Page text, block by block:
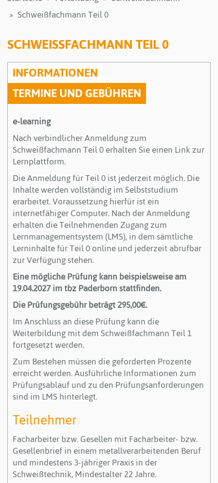
Schweißfachmann Teil 0
SCHWEISSFACHMANN TEIL 0
INFORMATIONEN
TERMINE UND GEBÜHREN
e-learning
Nach verbindlicher Anmeldung zum
Schweißfachmann Teil 0 erhalten Sie einen Link zur
Lernplattform.
Die Anmeldung für Teil 0 ist jederzeit möglich. Die
Inhalte werden vollständig im Selbststudium
erarbeitet. Voraussetzung hierfür ist ein
internetfähiger Computer. Nach der Anmeldung
erhalten die Teilnehmenden Zugang zum
Lernmanagementsystem (LMS), in dem sämtliche
Lerninhalte für Teil 0 online und jederzeit abrufbar
zur Verfügung stehen.
Eine mögliche Prüfung kann beispielsweise am
19.04.2027 im tbz Paderborn stattfinden.
Die Prüfungsgebühr beträgt 295,00€.
Im Anschluss an diese Prüfung kann die
Weiterbildung mit dem Schweißfachmann Teil 1
fortgesetzt werden.
Zum Bestehen müssen die geforderten Prozente
erreicht werden. Ausführliche Informationen zum
Prüfungsablauf und zu den Prüfungsanforderungen
sind im LMS hinterlegt.
Teilnehmer
Facharbeiter bzw. Gesellen mit Facharbeiter- bzw.
Gesellenbrief in einem metallverarbeitenden Beruf
und mindestens 3-jähriger Praxis in der
Schweißtechnik, Mindestalter 22 Jahre.